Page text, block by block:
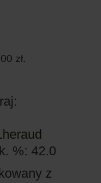
zł.
%: 42.0
z